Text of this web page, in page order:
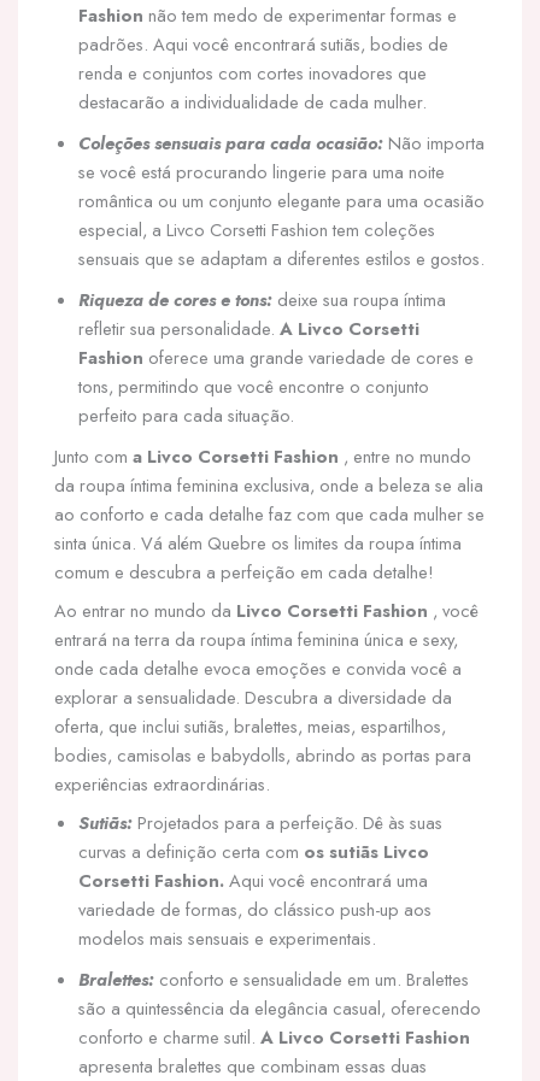
Fashion não tem medo de experimentar formas e
padrões. Aqui você encontrará sutiãs, bodies de
renda e conjuntos com cortes inovadores que
destacarão a individualidade de cada mulher.
Coleções sensuais para cada ocasião: Não importa
se você está procurando lingerie para uma noite
romântica ou um conjunto elegante para uma ocasião
especial, a Livco Corsetti Fashion tem coleções
sensuais que se adaptam a diferentes estilos e gostos.
Riqueza de cores e tons: deixe sua roupa íntima
refletir sua personalidade. A Livco Corsetti
Fashion oferece uma grande variedade de cores e
tons, permitindo que você encontre o conjunto
perfeito para cada situação.
Junto com a Livco Corsetti Fashion , entre no mundo
da roupa íntima feminina exclusiva, onde a beleza se alia
ao conforto e cada detalhe faz com que cada mulher se
sinta única. Vá além Quebre os limites da roupa íntima
comum e descubra a perfeição em cada detalhe!
Ao entrar no mundo da Livco Corsetti Fashion , você
entrará na terra da roupa íntima feminina única e sexy,
onde cada detalhe evoca emoções e convida você a
explorar a sensualidade. Descubra a diversidade da
oferta, que inclui sutiãs, bralettes, meias, espartilhos,
bodies, camisolas e babydolls, abrindo as portas para
experiências extraordinárias.
Sutiãs: Projetados para a perfeição. Dê às suas
curvas a definição certa com os sutiãs Livco
Corsetti Fashion.Aqui você encontrará uma
variedade de formas, do clássico push-up aos
modelos mais sensuais e experimentais.
Bralettes: conforto e sensualidade em um. Bralettes
são a quintessência da elegância casual, oferecendo
conforto e charme sutil. A Livco Corsetti Fashion
apresenta bralettes que combinam essas duas